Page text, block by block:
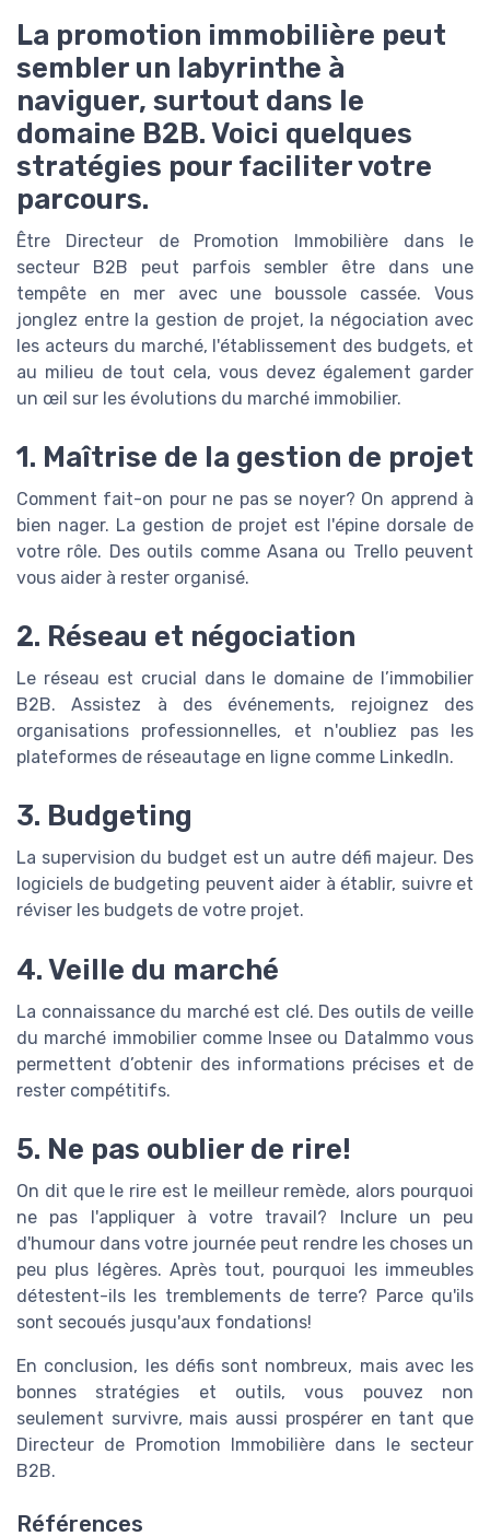
La promotion immobilière peut
sembler un labyrinthe à
naviguer, surtout dans le
domaine B2B. Voici quelques
stratégies pour faciliter votre
parcours.
Être Directeur de Promotion Immobilière dans le
secteur B2B peut parfois sembler être dans une
tempête en mer avec une boussole cassée. Vous
jonglez entre la gestion de projet, la négociation avec
les acteurs du marché, l'établissement des budgets, et
au milieu de tout cela, vous devez également garder
un œil sur les évolutions du marché immobilier.
1. Maîtrise de la gestion de projet
Comment fait-on pour ne pas se noyer? On apprend à
bien nager. La gestion de projet est l'épine dorsale de
votre rôle. Des outils comme Asana ou Trello peuvent
vous aider à rester organisé.
2. Réseau et négociation
Le réseau est crucial dans le domaine de l’immobilier
B2B. Assistez à des événements, rejoignez des
organisations professionnelles, et n'oubliez pas les
plateformes de réseautage en ligne comme LinkedIn.
3. Budgeting
La supervision du budget est un autre défi majeur. Des
logiciels de budgeting peuvent aider à établir, suivre et
réviser les budgets de votre projet.
4. Veille du marché
La connaissance du marché est clé. Des outils de veille
du marché immobilier comme Insee ou DataImmo vous
permettent d’obtenir des informations précises et de
rester compétitifs.
5. Ne pas oublier de rire!
On dit que le rire est le meilleur remède, alors pourquoi
ne pas l'appliquer à votre travail? Inclure un peu
d'humour dans votre journée peut rendre les choses un
peu plus légères. Après tout, pourquoi les immeubles
détestent-ils les tremblements de terre? Parce qu'ils
sont secoués jusqu'aux fondations!
En conclusion, les défis sont nombreux, mais avec les
bonnes stratégies et outils, vous pouvez non
seulement survivre, mais aussi prospérer en tant que
Directeur de Promotion Immobilière dans le secteur
B2B.
Références